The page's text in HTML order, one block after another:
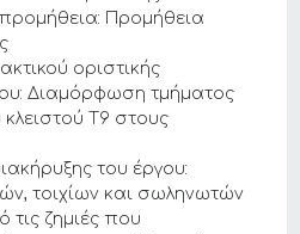
Προμήθεια
οριστικής
Διαμόρφωση τμήματος
Τ9 στους
του έργου:
τοιχίων και σωληνωτών
ζημιές που